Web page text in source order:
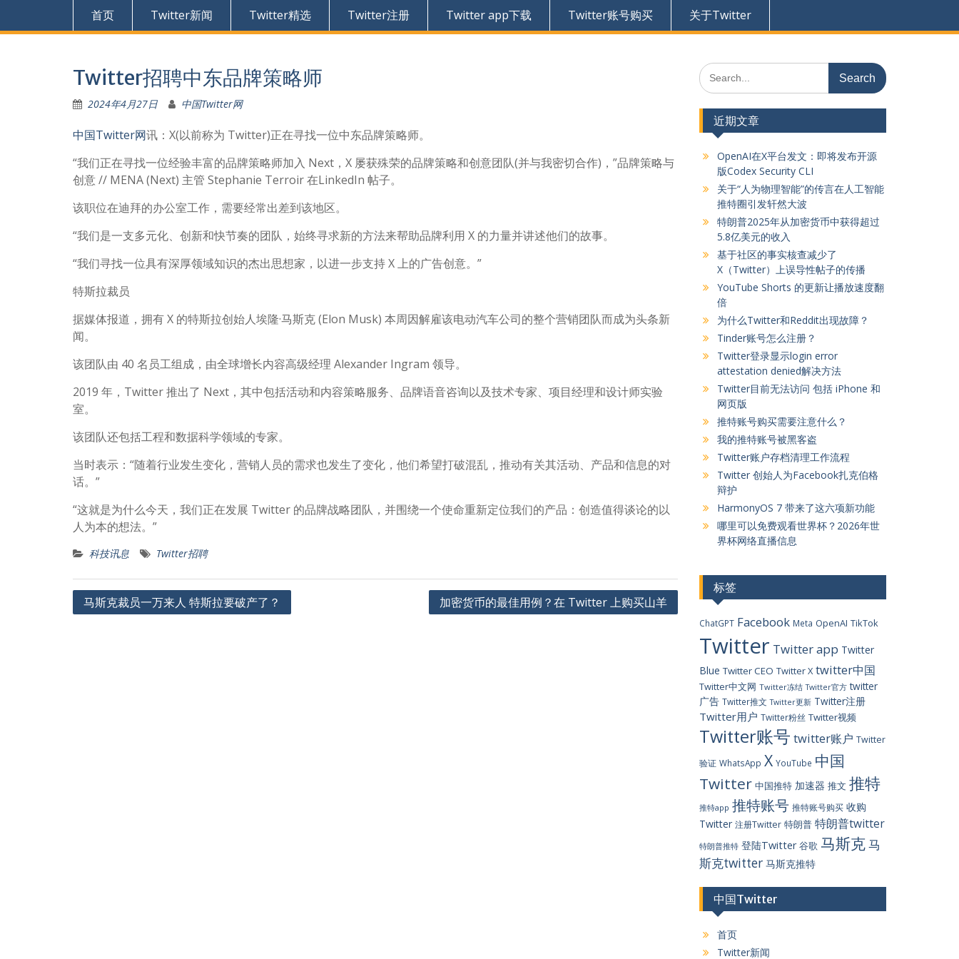
首页 Twitter新闻 Twitter精选 Twitter注册 Twitter app下载 Twitter账号购买 关于Twitter
Twitter招聘中东品牌策略师
2024年4月27日 中国Twitter网
中国Twitter网讯：X(以前称为 Twitter)正在寻找一位中东品牌策略师。
“我们正在寻找一位经验丰富的品牌策略师加入 Next，X 屡获殊荣的品牌策略和创意团队(并与我密切合作)，”品牌策略与
创意 // MENA (Next) 主管 Stephanie Terroir 在LinkedIn 帖子。
该职位在迪拜的办公室工作，需要经常出差到该地区。
“我们是一支多元化、创新和快节奏的团队，始终寻求新的方法来帮助品牌利用 X 的力量并讲述他们的故事。
“我们寻找一位具有深厚领域知识的杰出思想家，以进一步支持 X 上的广告创意。”
特斯拉裁员
据媒体报道，拥有 X 的特斯拉创始人埃隆·马斯克 (Elon Musk) 本周因解雇该电动汽车公司的整个营销团队而成为头条新
闻。
该团队由 40 名员工组成，由全球增长内容高级经理 Alexander Ingram 领导。
2019 年，Twitter 推出了 Next，其中包括活动和内容策略服务、品牌语音咨询以及技术专家、项目经理和设计师实验
室。
该团队还包括工程和数据科学领域的专家。
当时表示：“随着行业发生变化，营销人员的需求也发生了变化，他们希望打破混乱，推动有关其活动、产品和信息的对
话。”
“这就是为什么今天，我们正在发展 Twitter 的品牌战略团队，并围绕一个使命重新定位我们的产品：创造值得谈论的以
人为本的想法。”
科技讯息 Twitter招聘
文马斯克裁员一万来人 特斯拉要破产了？ 加密货币的最佳用例？在 Twitter 上购买山羊
Search
for:
近期文章
OpenAI在X平台发文：即将发布开源
版Codex Security CLI
关于“人为物理智能”的传言在人工智能
推特圈引发轩然大波
特朗普2025年从加密货币中获得超过
5.8亿美元的收入
基于社区的事实核查减少了
X（Twitter）上误导性帖子的传播
YouTube Shorts 的更新让播放速度翻
倍
为什么Twitter和Reddit出现故障？
Tinder账号怎么注册？
Twitter登录显示login error
attestation denied解决方法
Twitter目前无法访问 包括 iPhone 和
网页版
推特账号购买需要注意什么？
我的推特账号被黑客盗
Twitter账户存档清理工作流程
Twitter 创始人为Facebook扎克伯格
辩护
HarmonyOS 7 带来了这六项新功能
哪里可以免费观看世界杯？2026年世
界杯网络直播信息
标签
ChatGPT Facebook Meta OpenAI TikTok
Twitter Twitter app Twitter
Blue Twitter CEO Twitter X twitter中国
Twitter中文网 Twitter冻结 Twitter官方 twitter
广告 Twitter推文 Twitter更新 Twitter注册
Twitter用户 Twitter粉丝 Twitter视频
Twitter账号 twitter账户 Twitter
验证 WhatsApp X YouTube 中国
Twitter 中国推特 加速器 推文 推特
推特app 推特账号 推特账号购买 收购
Twitter 注册Twitter 特朗普 特朗普twitter
特朗普推特 登陆Twitter 谷歌 马斯克马
斯克twitter 马斯克推特
中国Twitter
首页
Twitter新闻